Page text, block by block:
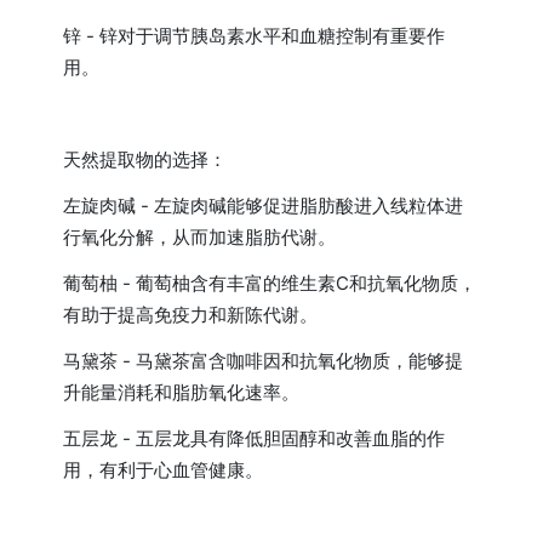
锌 - 锌对于调节胰岛素水平和血糖控制有重要作
用。
天然提取物的选择：
左旋肉碱 - 左旋肉碱能够促进脂肪酸进入线粒体进
行氧化分解，从而加速脂肪代谢。
葡萄柚 - 葡萄柚含有丰富的维生素C和抗氧化物质，
有助于提高免疫力和新陈代谢。
马黛茶 - 马黛茶富含咖啡因和抗氧化物质，能够提
升能量消耗和脂肪氧化速率。
五层龙 - 五层龙具有降低胆固醇和改善血脂的作
用，有利于心血管健康。